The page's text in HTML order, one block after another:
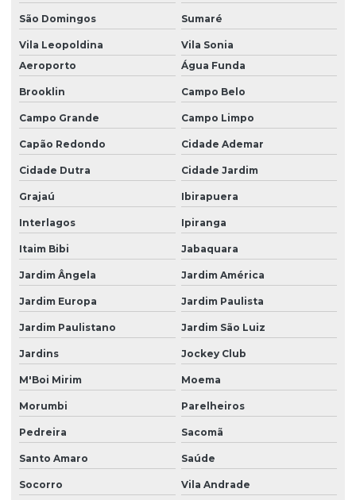
Licenciamento ambiental
Licenciamento ambiental e eia rima
Licenciamento ambiental de empreendimentos
Licenciamento ambiental empresa
Licenciamento ambiental para industrias
Licenciamento ambiental rs
Licenciamento ambiental sc
Licenciamento mineração
Monitoramento ambiental poço artesiano
Monitoramento e operação de eta ete
Monitoramento de poços
Monitoramento de poços artesianos
Monitoramentos ambientais
Operação de ete
Outorga licenciamento ambiental
São Domingos Sumaré
Vila Leopoldina
Vila Sonia
Aeroporto
Água Funda
Brooklin Campo Belo
Campo Grande Campo Limpo
Capão Redondo Cidade Ademar
Cidade Dutra Cidade Jardim
Grajaú Ibirapuera
Interlagos Ipiranga
Itaim Bibi Jabaquara
Jardim Ângela Jardim América
Jardim Europa Jardim Paulista
Jardim Paulistano Jardim São Luiz
Jardins Jockey Club
M'Boi Mirim Moema
Morumbi Parelheiros
Pedreira Sacomã
Santo Amaro Saúde
Socorro Vila Andrade